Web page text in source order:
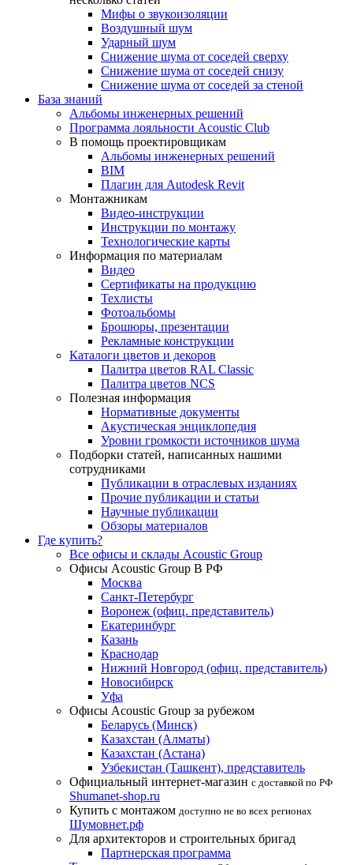
Мифы о звукоизоляции
Воздушный шум
Ударный шум
Снижение шума от соседей сверху
Снижение шума от соседей снизу
Снижение шума от соседей за стеной
База знаний
Альбомы инженерных решений
Программа лояльности Acoustic Club
В помощь проектировщикам
Альбомы инженерных решений
BIM
Плагин для Autodesk Revit
Монтажникам
Видео-инструкции
Инструкции по монтажу
Технологические карты
Информация по материалам
Видео
Сертификаты на продукцию
Техлисты
Фотоальбомы
Брошюры, презентации
Рекламные конструкции
Каталоги цветов и декоров
Палитра цветов RAL Сlassic
Палитра цветов NCS
Полезная информация
Нормативные документы
Акустическая энциклопедия
Уровни громкости источников шума
Подборки статей, написанных нашими
сотрудниками
Публикации в отраслевых изданиях
Прочие публикации и статьи
Научные публикации
Обзоры материалов
Где купить?
Все офисы и склады Acoustic Group
Офисы Acoustic Group В РФ
Москва
Санкт-Петербург
Воронеж (офиц. представитель)
Екатеринбург
Казань
Краснодар
Нижний Новгород (офиц. представитель)
Новосибирск
Уфа
Офисы Acoustic Group за рубежом
Беларусь (Минск)
Казахстан (Алматы)
Казахстан (Астана)
Узбекистан (Ташкент), представитель
Официальный интернет-магазин с доставкой по РФ
Shumanet-shop.ru
Купить с монтажом доступно не во всех регионах
Шумовнет.рф
Для архитекторов и строительных бригад
Партнерская программа